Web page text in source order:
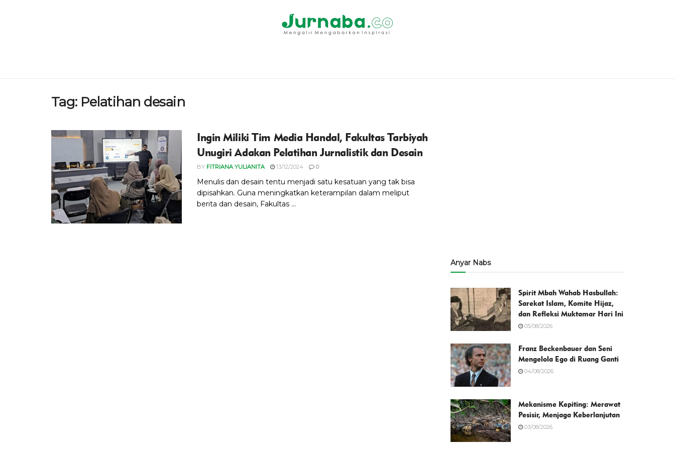
Tag: Pelatihan desain
Ingin Miliki Tim Media Handal, Fakultas Tarbiyah
Unugiri Adakan Pelatihan Jurnalistik dan Desain
BY FITRIANA YULIANITA 13/12/2024 0
Menulis dan desain tentu menjadi satu kesatuan yang tak bisa
dipisahkan. Guna meningkatkan keterampilan dalam meliput
berita dan desain, Fakultas ...
Anyar Nabs
Spirit Mbah Wahab Hasbullah:
Sarekat Islam, Komite Hijaz,
dan Refleksi Muktamar Hari Ini
05/08/2026
Franz Beckenbauer dan Seni
Mengelola Ego di Ruang Ganti
04/08/2026
Mekanisme Kepiting: Merawat
Pesisir, Menjaga Keberlanjutan
03/08/2026